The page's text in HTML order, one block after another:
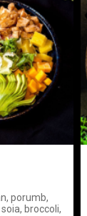
porumb,
broccoli,